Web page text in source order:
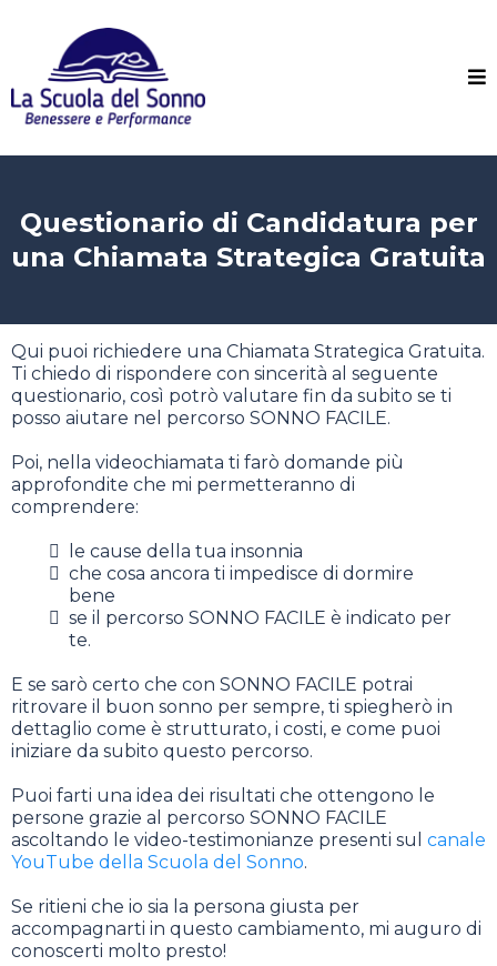
Questionario di Candidatura per
una Chiamata Strategica Gratuita
Qui puoi richiedere una Chiamata Strategica Gratuita.
Ti chiedo di rispondere con sincerità al seguente
questionario, così potrò valutare fin da subito se ti
posso aiutare nel percorso SONNO FACILE.
Poi, nella videochiamata ti farò domande più
approfondite che mi permetteranno di
comprendere:
le cause della tua insonnia
che cosa ancora ti impedisce di dormire
bene
se il percorso SONNO FACILE è indicato per
te.
E se sarò certo che con SONNO FACILE potrai
ritrovare il buon sonno per sempre, ti spiegherò in
dettaglio come è strutturato, i costi, e come puoi
iniziare da subito questo percorso.
Puoi farti una idea dei risultati che ottengono le
persone grazie al percorso SONNO FACILE
ascoltando le video-testimonianze presenti sul canale
YouTube della Scuola del Sonno.
Se ritieni che io sia la persona giusta per
accompagnarti in questo cambiamento, mi auguro di
conoscerti molto presto!